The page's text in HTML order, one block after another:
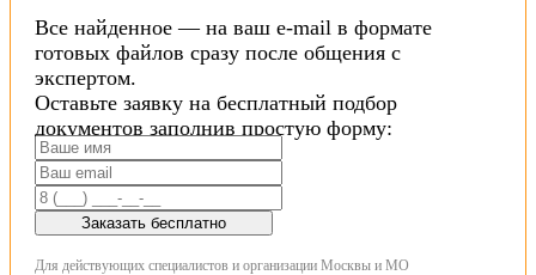
Все найденное — на ваш e-mail в формате
готовых файлов сразу после общения с
экспертом.
Оставьте заявку на бесплатный подбор
документов заполнив простую форму:
Заказать бесплатно
Для действующих специалистов и организации Москвы и МО